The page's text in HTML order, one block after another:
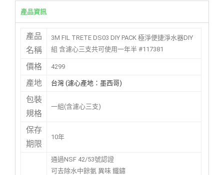
產品資訊
產品
名稱
3M FIL TRETE DS03 DIY PACK 極淨便捷淨水器DIY
組 含濾心三支共可使用一年半 #117381
價格 4299
產地 台灣 (濾心產地：墨西哥)
包裝
規格
一組(含濾心三支)
保存
期限
10年
通過NSF 42/53號認證
可去除水中餘氨 異味 鐵鏽